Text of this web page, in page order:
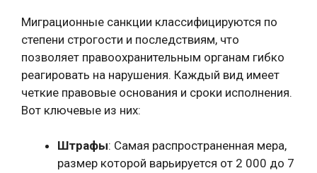
Миграционные санкции классифицируются по
степени строгости и последствиям, что
позволяет правоохранительным органам гибко
реагировать на нарушения. Каждый вид имеет
четкие правовые основания и сроки исполнения.
Вот ключевые из них:
Штрафы: Самая распространенная мера,
размер которой варьируется от 2 000 до 7